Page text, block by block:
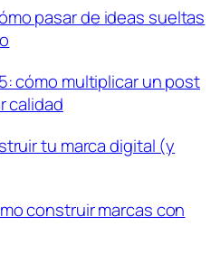
pasar de ideas sueltas
cómo multiplicar un post
calidad
tu marca digital (y
construir marcas con